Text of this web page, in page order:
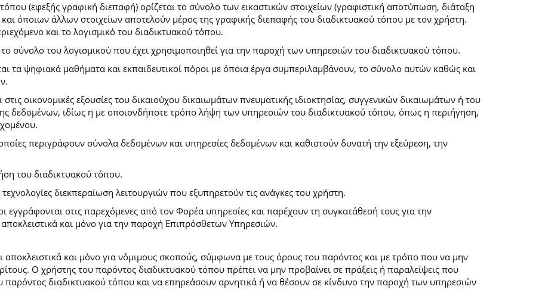
(εφεξής γραφική διεπαφή) ορίζεται το σύνολο των εικαστικών στοιχείων (γραφιστική αποτύπωση, διάταξη
όποιων άλλων στοιχείων αποτελούν μέρος της γραφικής διεπαφής του διαδικτυακού τόπου με τον χρήστη.
και το λογισμικό του διαδικτυακού τόπου.
σύνολο του λογισμικού που έχει χρησιμοποιηθεί για την παροχή των υπηρεσιών του διαδικτυακού τόπου.
τα ψηφιακά μαθήματα και εκπαιδευτικοί πόροι με όποια έργα συμπεριλαμβάνουν, το σύνολο αυτών καθώς και
οικονομικές εξουσίες του δικαιούχου δικαιωμάτων πνευματικής ιδιοκτησίας, συγγενικών δικαιωμάτων ή του
δεδομένων, ιδίως η με οποιονδήποτε τρόπο λήψη των υπηρεσιών του διαδικτυακού τόπου, όπως η περιήγηση,
περιγράφουν σύνολα δεδομένων και υπηρεσίες δεδομένων και καθιστούν δυνατή την εξεύρεση, την
του διαδικτυακού τόπου.
διεκπεραίωση λειτουργιών που εξυπηρετούν τις ανάγκες του χρήστη.
εγγράφονται στις παρεχόμενες από τον Φορέα υπηρεσίες και παρέχουν τη συγκατάθεσή τους για την
και μόνο για την παροχή Επιπρόσθετων Υπηρεσιών.
αποκλειστικά και μόνο για νόμιμους σκοπούς, σύμφωνα με τους όρους του παρόντος και με τρόπο που να μην
Ο χρήστης του παρόντος διαδικτυακού τόπου πρέπει να μην προβαίνει σε πράξεις ή παραλείψεις που
διαδικτυακού τόπου και να επηρεάσουν αρνητικά ή να θέσουν σε κίνδυνο την παροχή των υπηρεσιών